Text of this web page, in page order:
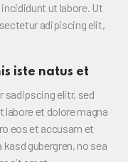
ut labore. Ut
adipiscing elit,
iste natus et
sadipscing elitr, sed
et dolore magna
eos et accusam et
gubergren, no sea